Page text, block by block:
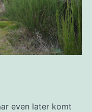
even later komt